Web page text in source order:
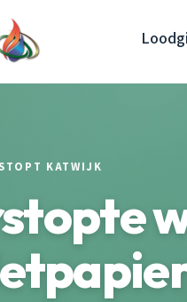
KATWIJK